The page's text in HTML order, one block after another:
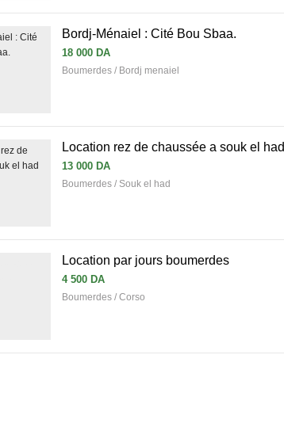
Bordj-Ménaiel : Cité Bou Sbaa.
18 000 DA
Boumerdes / Bordj menaiel
Location rez de chaussée a souk el had
13 000 DA
Boumerdes / Souk el had
Location par jours boumerdes
4 500 DA
Boumerdes / Corso